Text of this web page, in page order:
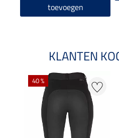
toevoegen
KLANTEN
40 %